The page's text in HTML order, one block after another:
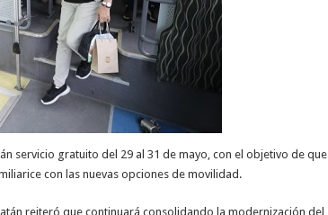
servicio gratuito del 29 al 31 de mayo, con el objetivo de que
con las nuevas opciones de movilidad.
reiteró que continuará consolidando la modernización del